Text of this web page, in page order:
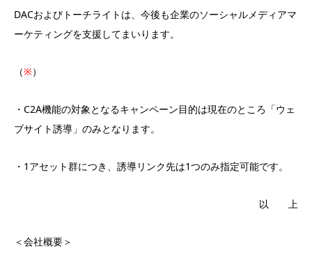
DACおよびトーチライトは、今後も企業のソーシャルメディアマ
ーケティングを支援してまいります。
（※）
・C2A機能の対象となるキャンペーン目的は現在のところ「ウェ
ブサイト誘導」のみとなります。
・1アセット群につき、誘導リンク先は1つのみ指定可能です。
以 上
＜会社概要＞